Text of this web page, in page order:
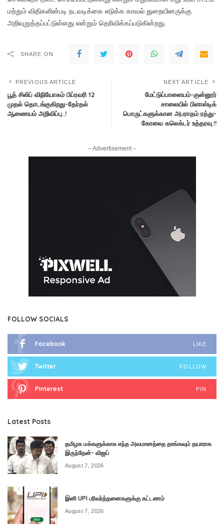
மற்றும் விதிகளின்படி நடவடிக்கை எடுக்க காவல் துறையினருக்கு
அறிவுறுத்தப்பட்டுள்ளது என்றும் தெரிவிக்கப்படுகின்றது.
SHARE ON
PREVIOUS ARTICLE
பூத் சிலிப் விநியோகம் பிப்ரவரி 12
முதல் தொடங்குகிறது-தேர்தல்
ஆணையம் அறிவிப்பு..!
NEXT ARTICLE
மேட்டுப்பாளையம்-குன்னூர்
சாலையில் பிளாஸ்டிக்
பொருட்களுக்கான அபராதம் ரத்து-
கோவை கலெக்டர் உத்தரவு.!!
– Advertisement –
FOLLOW SOCIALS
Facebook LIKE
Twitter FOLLOW
Pinterest PIN
Latest Posts
தமிழக மக்களுக்காக எந்த அவமானத்தை தாங்கவும் தயாராக
இருந்தேன்- விஜய்
August 7, 2026
இனி UPI பரிவர்த்தனைகளுக்கு கட்டணம்
August 7, 2026